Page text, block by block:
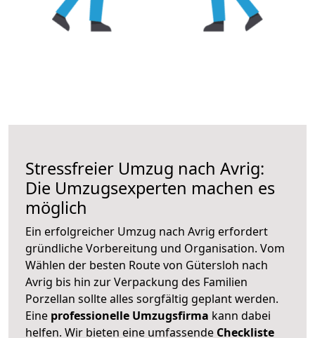
Stressfreier Umzug nach Avrig:
Die Umzugsexperten machen es
möglich
Ein erfolgreicher Umzug nach Avrig erfordert
gründliche Vorbereitung und Organisation. Vom
Wählen der besten Route von Gütersloh nach
Avrig bis hin zur Verpackung des Familien
Porzellan sollte alles sorgfältig geplant werden.
Eine professionelle Umzugsfirma kann dabei
helfen. Wir bieten eine umfassende Checkliste